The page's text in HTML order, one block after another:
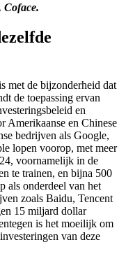
Coface.
met de bijzonderheid dat
de toepassing ervan
en
Amerikaanse en Chinese
bedrijven als Google,
lopen voorop, met meer
voornamelijk in de
te trainen, en bijna 500
als onderdeel van het
zoals Baidu, Tencent
15 miljard dollar
is het moeilijk om
van deze